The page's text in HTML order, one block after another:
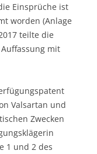
Einsprüche ist
worden (Anlage
teilte die
mit
Valsartan und
Zwecken
1 und 2 des